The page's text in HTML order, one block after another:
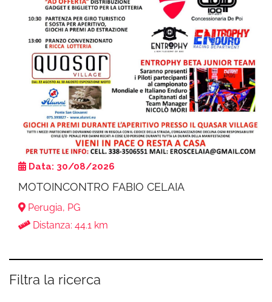
Data: 30/08/2026
MOTOINCONTRO FABIO CELAIA
Perugia, PG
Distanza: 44.1 km
Filtra la ricerca